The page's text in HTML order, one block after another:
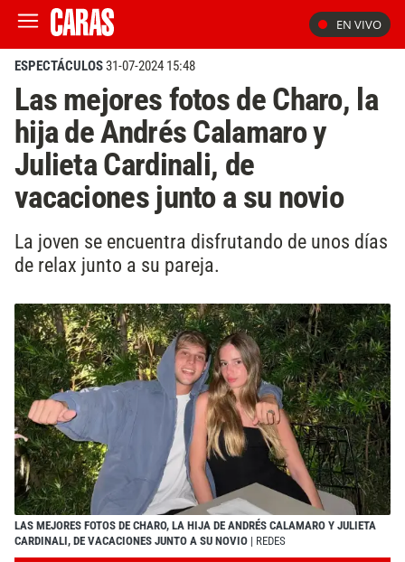
EN VIVO
ESPECTÁCULOS31-07-2024 15:48
Las mejores fotos de Charo, la
hija de Andrés Calamaro y
Julieta Cardinali, de
vacaciones junto a su novio
La joven se encuentra disfrutando de unos días
de relax junto a su pareja.
LAS MEJORES FOTOS DE CHARO, LA HIJA DE ANDRÉS CALAMARO Y JULIETA
CARDINALI, DE VACACIONES JUNTO A SU NOVIO | REDES